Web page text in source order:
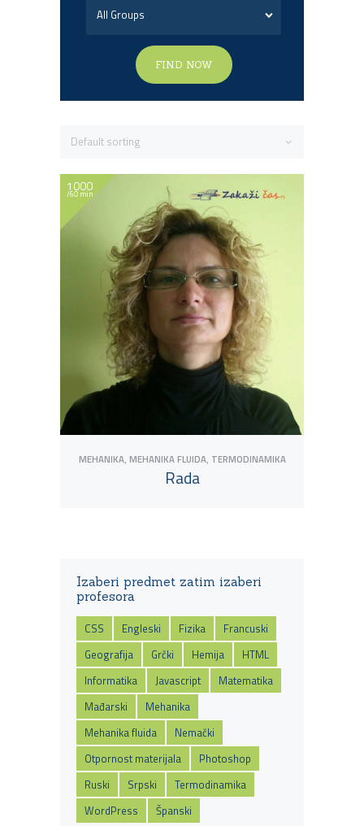
FIND NOW
1000
60 min
MEHANIKA, MEHANIKA FLUIDA, TERMODINAMIKA
Rada
View Tutor
Izaberi predmet zatim izaberi
profesora
CSS Engleski Fizika
Francuski
Geografija
Grčki Hemija
HTML
Informatika
Javascript
Matematika
Mađarski
Mehanika
Mehanika fluida
Nemački
Otpornost materijala
Photoshop
Ruski
Srpski
Termodinamika
WordPress
Španski